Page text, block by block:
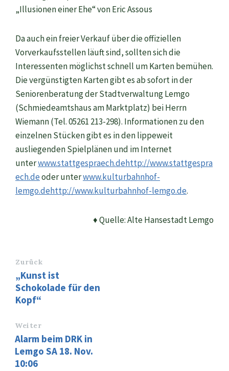
„Illusionen einer Ehe“ von Eric Assous
Da auch ein freier Verkauf über die offiziellen
Vorverkaufsstellen läuft sind, sollten sich die
Interessenten möglichst schnell um Karten bemühen.
Die vergünstigten Karten gibt es ab sofort in der
Seniorenberatung der Stadtverwaltung Lemgo
(Schmiedeamtshaus am Marktplatz) bei Herrn
Wiemann (Tel. 05261 213-298). Informationen zu den
einzelnen Stücken gibt es in den lippeweit
ausliegenden Spielplänen und im Internet
unterwww.stattgespraech.dehttp://www.stattgespra
ech.deoder unterwww.kulturbahnhof-
lemgo.dehttp://www.kulturbahnhof-lemgo.de.
♦ Quelle: Alte Hansestadt Lemgo
Zurück
„Kunst ist
Schokolade für den
Kopf“
Weiter
Alarm beim DRK in
Lemgo SA 18. Nov.
10:06